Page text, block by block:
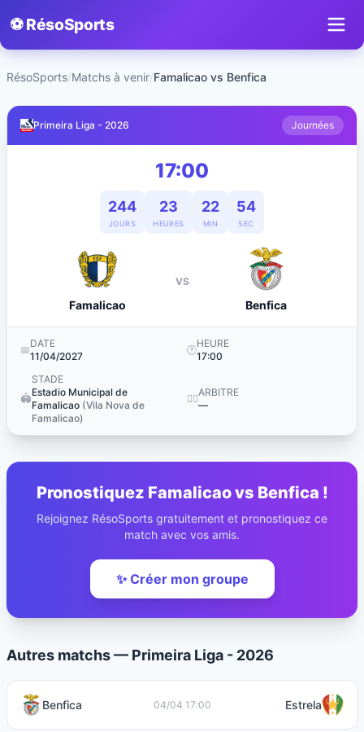
⚽ RésoSports
RésoSports/Matchs à venir/Famalicao vs Benfica
Primeira Liga - 2026 Journées
17:00
244
JOURS
23
HEURES
22
MIN
54
SEC
Famalicao
VS
Benfica
📅
DATE
11/04/2027
🕐
HEURE
17:00
🏟️
STADE
Estadio Municipal de
Famalicao (Vila Nova de
Famalicao)
👨‍⚖️
ARBITRE
—
Pronostiquez Famalicao vs Benfica !
Rejoignez RésoSports gratuitement et pronostiquez ce
match avec vos amis.
✨ Créer mon groupe
Autres matchs — Primeira Liga - 2026
Benfica 04/04 17:00 Estrela